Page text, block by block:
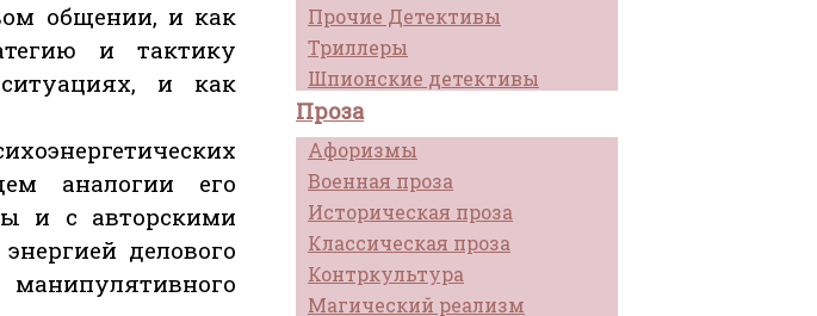
Прочие Детективы
Триллеры
Шпионские детективы
Проза
Афоризмы
Военная проза
Историческая проза
Классическая проза
Контркультура
Магический реализм
общении, и как
и тактику
и как
аналогии его
и с авторскими
делового